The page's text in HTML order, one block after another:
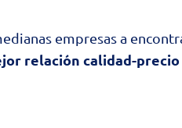
empresas a
relación calidad-